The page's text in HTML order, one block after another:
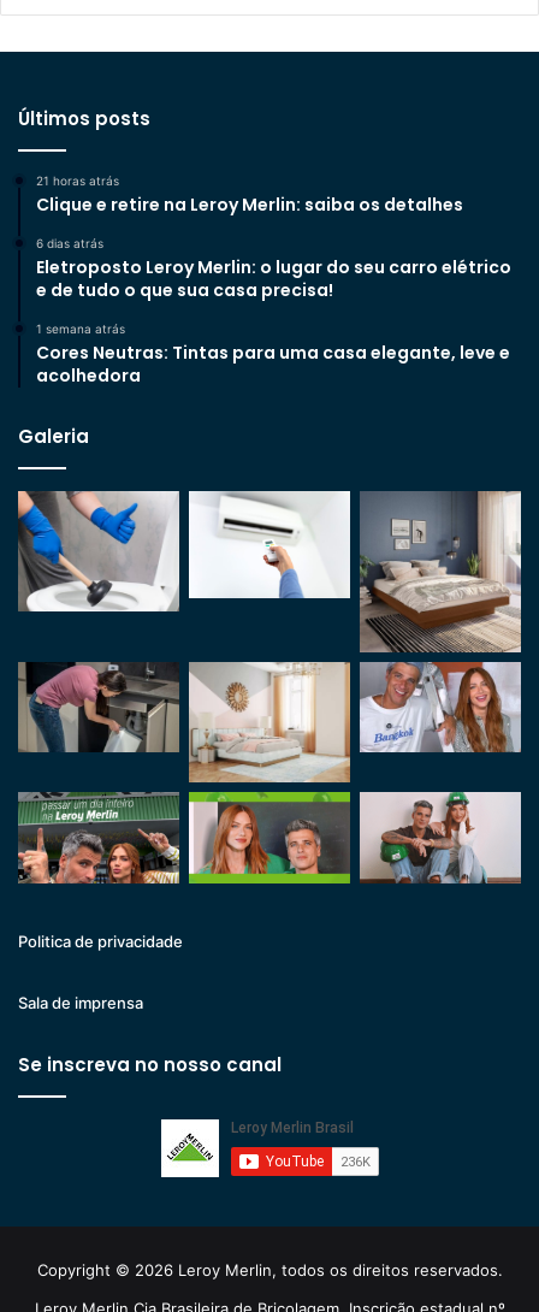
Últimos posts
21 horas atrás
Clique e retire na Leroy Merlin: saiba os detalhes
6 dias atrás
Eletroposto Leroy Merlin: o lugar do seu carro elétrico
e de tudo o que sua casa precisa!
1 semana atrás
Cores Neutras: Tintas para uma casa elegante, leve e
acolhedora
Galeria
Politica de privacidade
Sala de imprensa
Se inscreva no nosso canal
Copyright © 2026 Leroy Merlin, todos os direitos reservados.
Leroy Merlin Cia Brasileira de Bricolagem. Inscrição estadual nº